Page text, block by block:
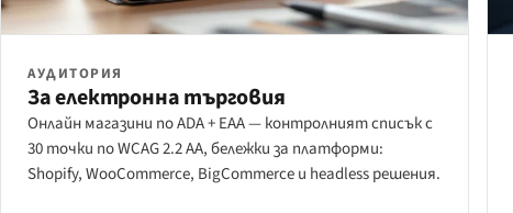
АУДИТОРИЯ
За електронна търговия
Онлайн магазини по ADA + EAA — контролният списък с
30 точки по WCAG 2.2 AA, бележки за платформи:
Shopify, WooCommerce, BigCommerce и headless решения.